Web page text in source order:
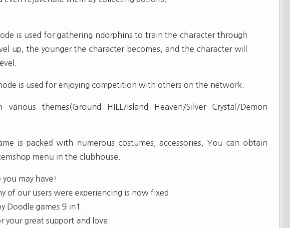
is used for gathering ndorphins to train the character through
up, the younger the character becomes, and the character will
is used for enjoying competition with others on the network.
themes(Ground HILL/Island Heaven/Silver Crystal/Demon
is packed with numerous costumes, accessories, You can obtain
menu in the clubhouse.
may have!
of our users were experiencing is now fixed.
Doodle games 9 in1.
your great support and love.